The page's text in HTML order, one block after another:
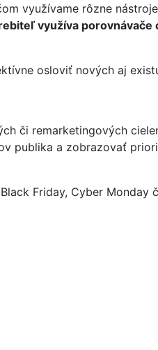
využívame rôzne
využíva porovnávače
osloviť nových aj
či remarketingových
publika a zobrazovať
Friday, Cyber Monday